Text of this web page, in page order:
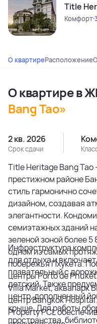
Title
Комфорт
О квартиреРасположение
О квартире в
Bang Tao»
2 кв. 2026
Срок сдачи
Title Heritage Bang
престижном районе
стиль гармонично
дизайном, создавая
элегантности.
семиэтажных зданий
зеленой зоной более
одном из самых
побережья Пхукета.
центры Porto de
Villa Market, аквапарк
центр Bangkok
Property PCL
Инфраструктура
для отдыха и
плавательный с
детский. Также
центр, дополненный
крыше. Для работы
пространства,